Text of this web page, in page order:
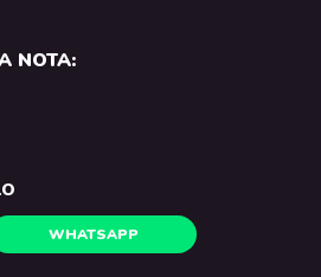
NOTA:
WHATSAPP